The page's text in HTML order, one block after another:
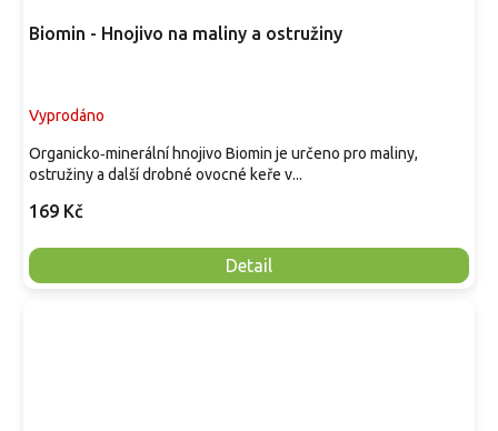
Biomin - Hnojivo na maliny a ostružiny
Vyprodáno
169 Kč
Detail
Organicko‑minerální hnojivo Biomin je určeno pro maliny,
ostružiny a další drobné ovocné keře v...